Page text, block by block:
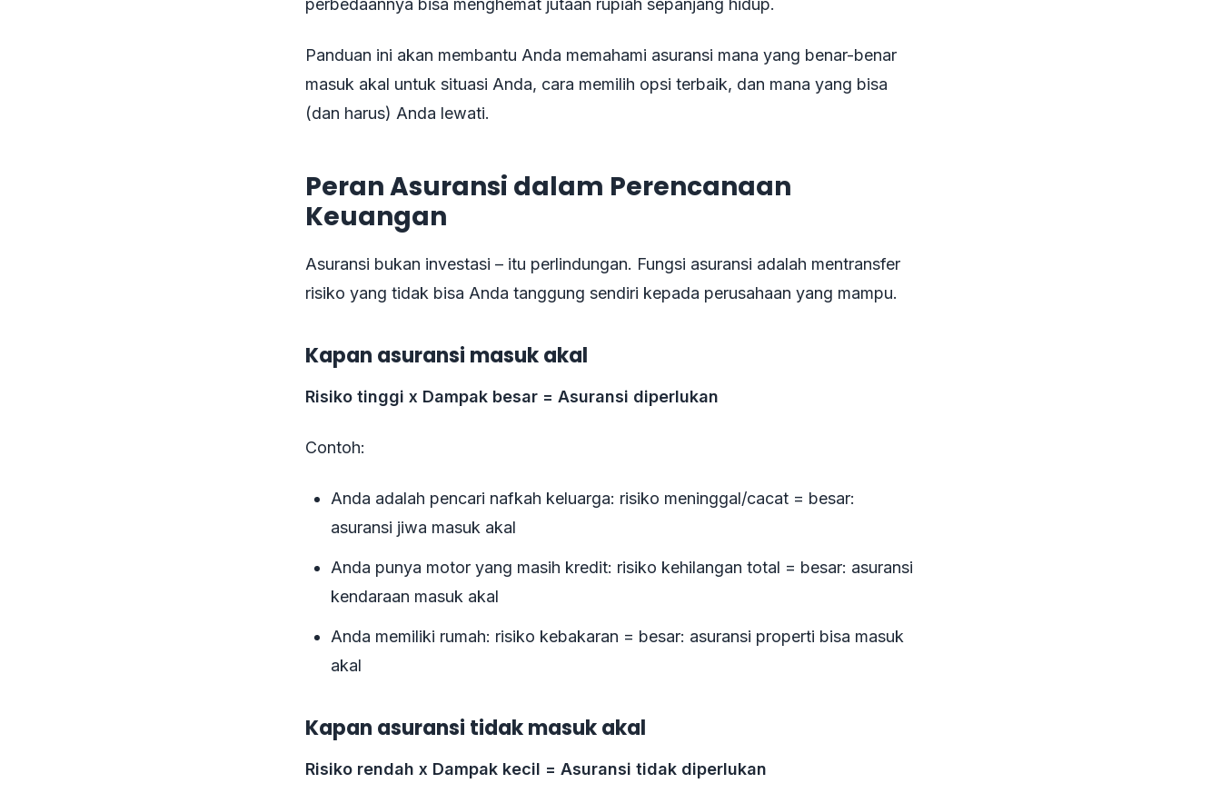
perbedaannya bisa menghemat jutaan rupiah sepanjang hidup.
Panduan ini akan membantu Anda memahami asuransi mana yang benar-benar
masuk akal untuk situasi Anda, cara memilih opsi terbaik, dan mana yang bisa
(dan harus) Anda lewati.
Peran Asuransi dalam Perencanaan
Keuangan
Asuransi bukan investasi – itu perlindungan. Fungsi asuransi adalah mentransfer
risiko yang tidak bisa Anda tanggung sendiri kepada perusahaan yang mampu.
Kapan asuransi masuk akal
Risiko tinggi x Dampak besar = Asuransi diperlukan
Contoh:
Anda adalah pencari nafkah keluarga: risiko meninggal/cacat = besar:
asuransi jiwa masuk akal
Anda punya motor yang masih kredit: risiko kehilangan total = besar: asuransi
kendaraan masuk akal
Anda memiliki rumah: risiko kebakaran = besar: asuransi properti bisa masuk
akal
Kapan asuransi tidak masuk akal
Risiko rendah x Dampak kecil = Asuransi tidak diperlukan